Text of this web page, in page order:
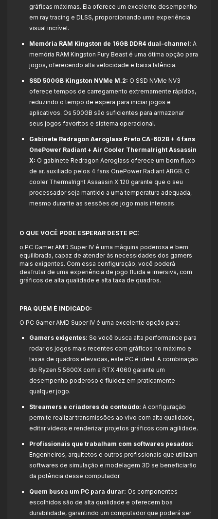
gráficas máximas. Ela oferece um excelente desempenho
em ray tracing e DLSS, proporcionando uma experiência
visual incrível.
Memória RAM Kingston de 16GB DDR4 dual-channel: A
memória RAM Kingston Fury Beast é uma ótima opção para
jogos, oferecendo alta velocidade e baixa latência.
SSD 500GB Kingston NVMe M.2: O SSD NVMe NV3
oferece tempos de carregamento extremamente rápidos,
reduzindo o tempo de espera para iniciar jogos e
aplicativos. Os 500GB são suficientes para armazenar
seus jogos favoritos e sistema operacional.
Gabinete Redragon Aeroglass Preto CA-602B + 4 fans
OnePower Radiant + Air Cooler Thermalright Assassin
X: O gabinete Redragon Aeroglass oferece um bom fluxo
de ar, auxiliado pelos 4 fans OnePower Radiant ARGB. O
cooler Thermalright Assassin X 120 garante que o seu
processador seja mantido a uma temperatura adequada,
mesmo durante as sessões de jogo mais intensas.
O QUE VOCÊ PODE ESPERAR DESTE PC:
o PC Gamer AMD Super IV é uma máquina poderosa e bem
equilibrada, capaz de atender às necessidades dos gamers
mais exigentes. Com essa configuração, você poderá
desfrutar de uma experiência de jogo fluida e imersiva, com
gráficos de alta qualidade e alta taxa de quadros.
PRA QUEM É INDICADO:
O PC Gamer AMD Super IV é uma excelente opção para:
Gamers exigentes: Se você busca alta performance para
rodar os jogos mais recentes com gráficos no máximo e
taxas de quadros elevadas, este PC é ideal. A combinação
do Ryzen 5 5600X com a RTX 4060 garante um
desempenho poderoso e fluidez em praticamente
qualquer jogo.
Streamers e criadores de conteúdo: A configuração
permite realizar transmissões ao vivo com alta qualidade,
editar vídeos e renderizar projetos gráficos com agilidade.
Profissionais que trabalham com softwares pesados:
Engenheiros, arquitetos e outros profissionais que utilizam
softwares de simulação e modelagem 3D se beneficiarão
da potência desse computador.
Quem busca um PC para durar: Os componentes
escolhidos são de alta qualidade e oferecem boa
durabilidade, garantindo um computador que poderá ser